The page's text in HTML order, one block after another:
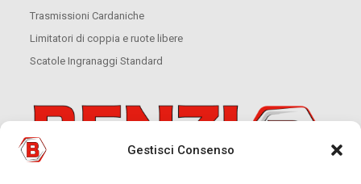
Gestisci Consenso
Trasmissioni Cardaniche
Limitatori di coppia e ruote libere
Scatole Ingranaggi Standard